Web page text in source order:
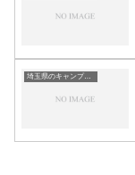
埼玉県のキャンプ場一覧